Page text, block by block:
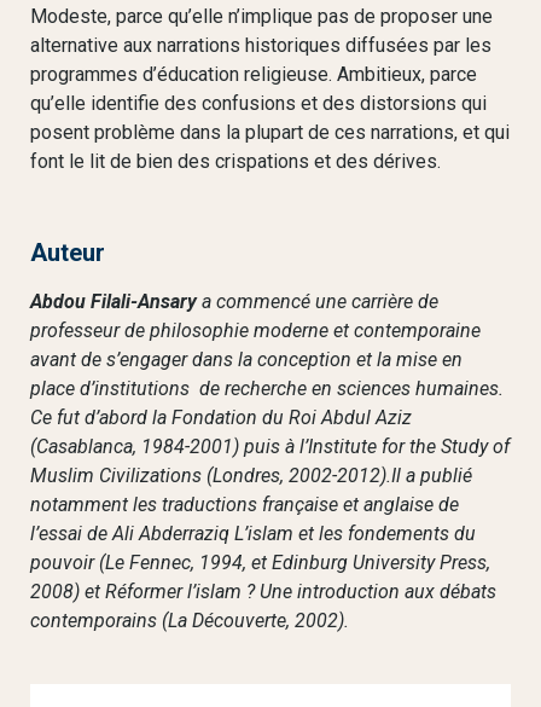
Modeste, parce qu’elle n’implique pas de proposer une
alternative aux narrations historiques diffusées par les
programmes d’éducation religieuse. Ambitieux, parce
qu’elle identifie des confusions et des distorsions qui
posent problème dans la plupart de ces narrations, et qui
font le lit de bien des crispations et des dérives.
Auteur
Abdou Filali-Ansarya commencé une carrière de
professeur de philosophie moderne et contemporaine
avant de s’engager dans la conception et la mise en
place d’institutions de recherche en sciences humaines.
Ce fut d’abord la Fondation du Roi Abdul Aziz
(Casablanca, 1984-2001) puis à l’Institute for the Study of
Muslim Civilizations (Londres, 2002-2012).Il a publié
notamment les traductions française et anglaise de
l’essai de Ali Abderraziq L’islam et les fondements du
pouvoir (Le Fennec, 1994, et Edinburg University Press,
2008) et Réformer l’islam ? Une introduction aux débats
contemporains (La Découverte, 2002).